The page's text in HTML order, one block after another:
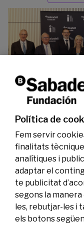
La Fundació
investigadors en
genoma i
Legal
Política de
Fem servir
finalitats
analítiques i
adaptar el
te publicitat
segons la
les, rebutjar-les i
els botons